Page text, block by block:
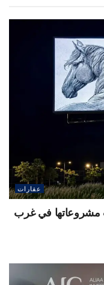
عقارات
مشروعاتها في غرب